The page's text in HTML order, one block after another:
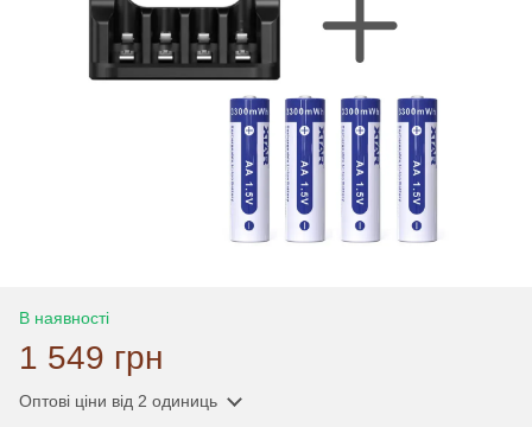
В наявності
1 549 грн
Оптові ціни від 2 одиниць